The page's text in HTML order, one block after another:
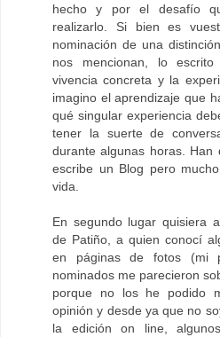
hecho y por el desafío
realizarlo. Si bien es
nominación de una
nos mencionan, lo
vivencia concreta y la
imagino el aprendizaje que
qué singular experiencia
tener la suerte de
durante algunas horas.
escribe un Blog pero
vida.
En segundo lugar quisiera
de Patiño, a quien conocí
en páginas de fotos (mi
nominados me parecieron
porque no los he podido
opinión y desde ya que no
la edición on line,